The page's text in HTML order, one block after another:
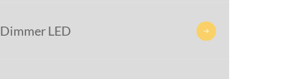
Dimmer LED 